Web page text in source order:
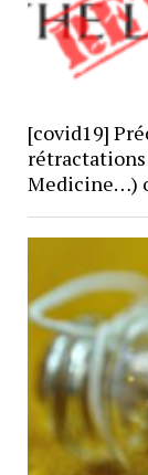
[covid19]
rétractations
Medicine…)